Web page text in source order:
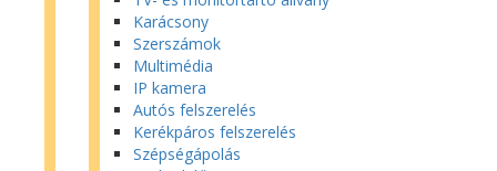
Karácsony
Szerszámok
Multimédia
IP kamera
Autós felszerelés
Kerékpáros felszerelés
Szépségápolás